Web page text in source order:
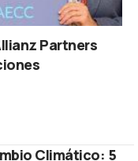
Partners
Climático: 5